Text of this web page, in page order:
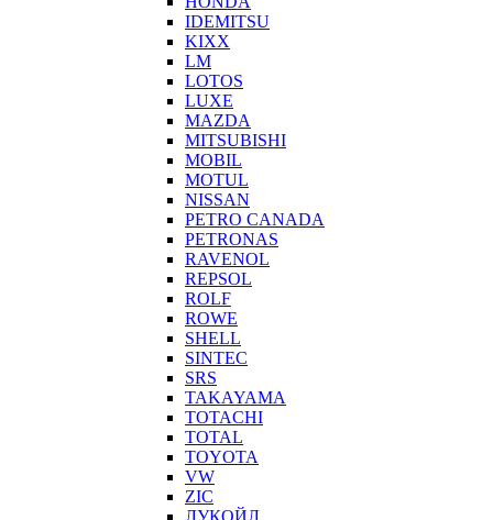
IDEMITSU
KIXX
LM
LOTOS
LUXE
MAZDA
MITSUBISHI
MOBIL
MOTUL
NISSAN
PETRO CANADA
PETRONAS
RAVENOL
REPSOL
ROLF
ROWE
SHELL
SINTEC
SRS
TAKAYAMA
TOTACHI
TOTAL
TOYOTA
VW
ZIC
ЛУКОЙЛ